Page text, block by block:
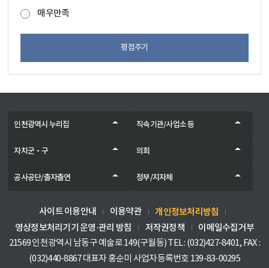
매우만족
평점주기
인천광역시 누리집 직속기관/사업소 등
자치군‧구 의회
공사공단/출자출연 정부/지자체
사이트 이용안내 이용약관 개인정보처리방침
영상정보처리기기 운영·관리 방침 저작권정책
이메일수집거부
21569 인천광역시 남동구 예술로 149(구월동) TEL : (032)427-8401, FAX :
(032)440-8867 대표자 홍순미 사업자등록번호 139-83-00295